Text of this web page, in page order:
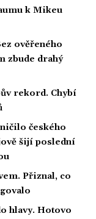
k Mikeu
ověřeného
zbude drahý
rekord. Chybí
českého
šijí poslední
Přiznal, co
hlavy. Hotovo